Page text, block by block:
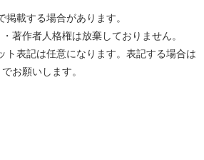
掲載する場合があります。
著作者人格権は放棄しておりません。
ト表記は任意になります。表記する場合は
お願いします。